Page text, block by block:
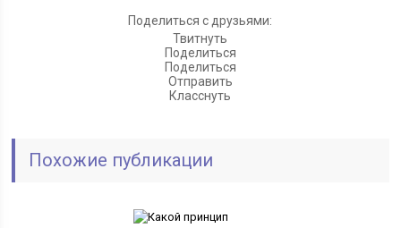
Поделиться с друзьями:
Твитнуть
Поделиться
Поделиться
Отправить
Класснуть
Похожие публикации